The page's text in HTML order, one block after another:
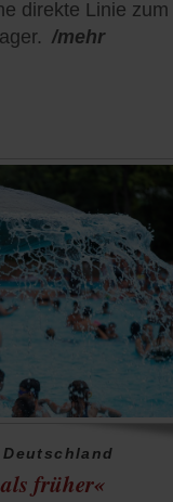
direkte Linie
/mehr
früher«